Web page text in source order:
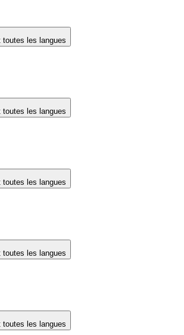
les langues
les langues
les langues
les langues
les langues